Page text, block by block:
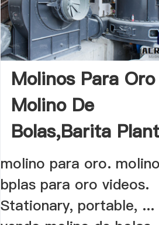
Molinos Para Oro |
Molino De
Bolas,Barita
molino para oro.
bplas para oro videos.
Stationary, portable, ...